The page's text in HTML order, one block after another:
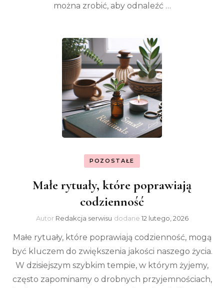
można zrobić, aby odnaleźć …
POZOSTAŁE
Małe rytuały, które poprawiają
codzienność
Autor Redakcja serwisu dodane 12 lutego, 2026
Małe rytuały, które poprawiają codzienność, mogą
być kluczem do zwiększenia jakości naszego życia.
W dzisiejszym szybkim tempie, w którym żyjemy,
często zapominamy o drobnych przyjemnościach,